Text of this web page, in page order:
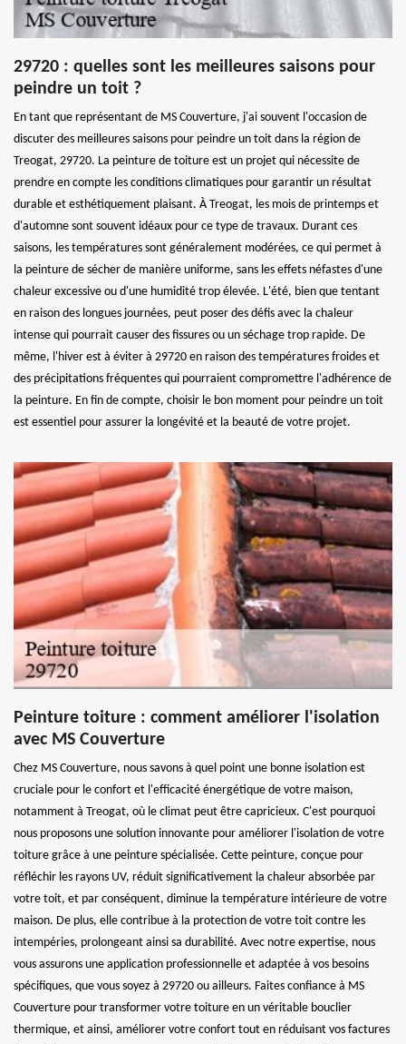
29720 : quelles sont les meilleures saisons pour
peindre un toit ?
En tant que représentant de MS Couverture, j'ai souvent l'occasion de
discuter des meilleures saisons pour peindre un toit dans la région de
Treogat, 29720. La peinture de toiture est un projet qui nécessite de
prendre en compte les conditions climatiques pour garantir un résultat
durable et esthétiquement plaisant. À Treogat, les mois de printemps et
d'automne sont souvent idéaux pour ce type de travaux. Durant ces
saisons, les températures sont généralement modérées, ce qui permet à
la peinture de sécher de manière uniforme, sans les effets néfastes d'une
chaleur excessive ou d'une humidité trop élevée. L'été, bien que tentant
en raison des longues journées, peut poser des défis avec la chaleur
intense qui pourrait causer des fissures ou un séchage trop rapide. De
même, l'hiver est à éviter à 29720 en raison des températures froides et
des précipitations fréquentes qui pourraient compromettre l'adhérence de
la peinture. En fin de compte, choisir le bon moment pour peindre un toit
est essentiel pour assurer la longévité et la beauté de votre projet.
Peinture toiture : comment améliorer l'isolation
avec MS Couverture
Chez MS Couverture, nous savons à quel point une bonne isolation est
cruciale pour le confort et l'efficacité énergétique de votre maison,
notamment à Treogat, où le climat peut être capricieux. C'est pourquoi
nous proposons une solution innovante pour améliorer l'isolation de votre
toiture grâce à une peinture spécialisée. Cette peinture, conçue pour
réfléchir les rayons UV, réduit significativement la chaleur absorbée par
votre toit, et par conséquent, diminue la température intérieure de votre
maison. De plus, elle contribue à la protection de votre toit contre les
intempéries, prolongeant ainsi sa durabilité. Avec notre expertise, nous
vous assurons une application professionnelle et adaptée à vos besoins
spécifiques, que vous soyez à 29720 ou ailleurs. Faites confiance à MS
Couverture pour transformer votre toiture en un véritable bouclier
thermique, et ainsi, améliorer votre confort tout en réduisant vos factures